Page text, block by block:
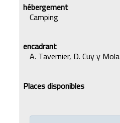
Camping
A. Tavernier, D. Cuy y Mola